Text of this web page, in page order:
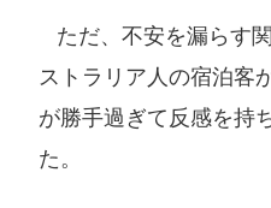
ただ、不安を漏らす
ストラリア人の宿泊客
が勝手過ぎて反感を持
た。